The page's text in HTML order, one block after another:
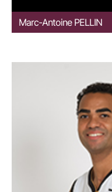
Marc-Antoine PELLIN